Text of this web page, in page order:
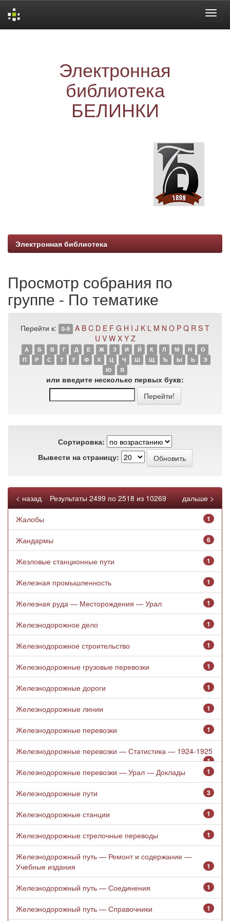
Электронная
библиотека
БЕЛИНКИ
Электронная библиотека
Просмотр собрания по
группе - По тематике
Перейти к: 0-9 A B C D E F G H I J K L M N O P Q R S T
U V W X Y Z
А Б В Г Д Е Ж З И Й К Л М Н
О
П
Р С Т У Ф Х Ц Ч Ш Щ Ъ Ы Ь
Э
Ю
Я
или введите несколько первых букв:
Сортировка:
Вывести на страницу:
Результаты 2499 по 2518 из 10269
< назад дальше >
Жалобы 1
Жандармы 6
Жезловые станционные пути 1
Железная промышленность 1
Железная руда — Месторождения — Урал 1
Железнодорожное дело 1
Железнодорожное строительство 1
Железнодорожные грузовые перевозки 1
Железнодорожные дороги 1
Железнодорожные линии 1
Железнодорожные перевозки 1
Железнодорожные перевозки — Статистика — 1924-1925
1
Железнодорожные перевозки — Урал — Доклады 1
Железнодорожные пути 3
Железнодорожные станции 1
Железнодорожные стрелочные переводы 1
Железнодорожный путь — Ремонт и содержание —
Учебные издания
1
Железнодорожный путь — Соединения 1
Железнодорожный путь — Справочники 1